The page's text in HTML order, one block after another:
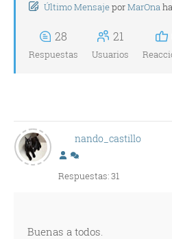
Último MensajeporMarOna
28
Respuestas
21
Usuarios
nando_castillo
Respuestas: 31
Buenas a todos.